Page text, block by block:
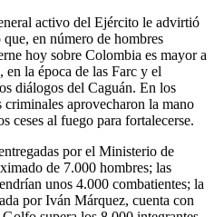
activo del Ejército le advirtió
en número de hombres
hoy sobre Colombia es mayor a
la época de las Farc y el
diálogos del Caguán. En los
aprovecharon la mano
ceses al fuego para fortalecerse.
por el Ministerio de
de 7.000 hombres; las
unos 4.000 combatientes; la
por Iván Márquez, cuenta con